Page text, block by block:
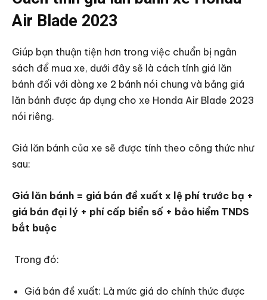
Air Blade 2023
Giúp bạn thuận tiện hơn trong việc chuẩn bị ngân
sách để mua xe, dưới đây sẽ là cách tính giá lăn
bánh đối với dòng xe 2 bánh nói chung và bảng giá
lăn bánh được áp dụng cho xe Honda Air Blade 2023
nói riêng.
Giá lăn bánh của xe sẽ được tính theo công thức như
sau:
Giá lăn bánh = giá bán đề xuất x lệ phí trước bạ +
giá bán đại lý + phí cấp biển số + bảo hiểm TNDS
bắt buộc
Trong đó:
Giá bán đề xuất: Là mức giá do chính thức được